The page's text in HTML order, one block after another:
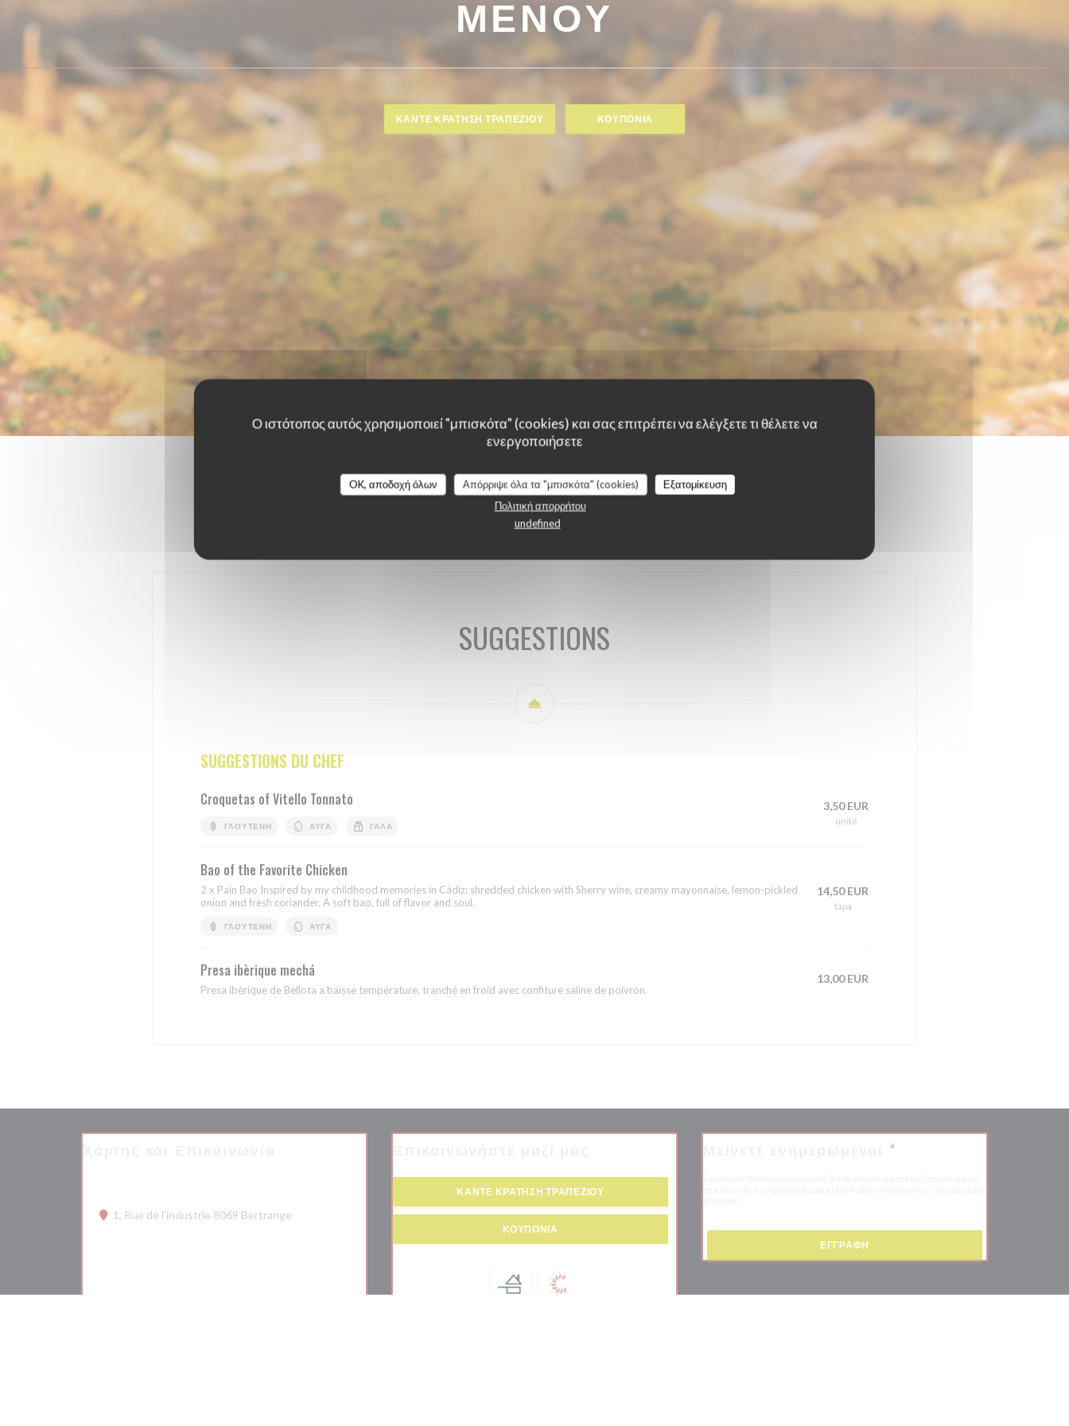
Ο ιστότοπος αυτός χρησιμοποιεί "μπισκότα" (cookies) και σας επιτρέπει να ελέγξετε τι θέλετε να
ενεργοποιήσετε
OK, αποδοχή όλων Απόρριψε όλα τα "μπισκότα" (cookies)
Εξατομίκευση
Πολιτική απορρήτου
undefined
ΜΕΝΟΎ
ΚΆΝΤΕ ΚΡΆΤΗΣΗ ΤΡΑΠΕΖΙΟΎ ΚΟΥΠΌΝΙΑ
SUGGESTIONS DU CHEF
SUGGESTIONS
SUGGESTIONS DU CHEF
Croquetas of Vitello Tonnato
ΓΛΟΥΤΈΝΗ ΑΥΓΆ ΓΆΛΑ
3,50 EUR
unité
Bao of the Favorite Chicken
2 x Pain Bao Inspired by my childhood memories in Cádiz: shredded chicken with Sherry wine, creamy mayonnaise, lemon-pickled
onion and fresh coriander. A soft bao, full of flavor and soul.
ΓΛΟΥΤΈΝΗ ΑΥΓΆ
14,50 EUR
tapa
Presa ibèrique mechá
Presa ibèrique de Bellota a baisse température, tranché en froid avec confiture saline de poivron.
13,00 EUR
1, Rue de l'industrie 8069 Bertrange ((ανοίγει σε νέο παράθυρο))
ΚΆΝΤΕ ΚΡΆΤΗΣΗ ΤΡΑΠΕΖΙΟΎ
ΚΟΥΠΌΝΙΑ
*
ΕΓΓΡΑΦΉ